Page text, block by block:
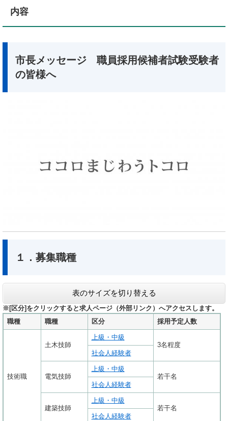
内容
市長メッセージ 職員採用候補者試験受験者
の皆様へ
１．募集職種
表のサイズを切り替える
※[区分]をクリックすると求人ページ（外部リンク）へアクセスします。
職種
職種 区分 採用予定人数
技術職
土木技師
上級・中級
3名程度
社会人経験者
電気技師
上級・中級
若干名
社会人経験者
建築技師
上級・中級
若干名
社会人経験者